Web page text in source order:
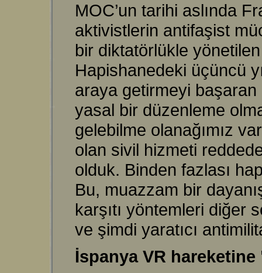
MOC’un tarihi aslında
aktivistlerin antifaşist
bir diktatörlükle
Hapishanedeki üçüncü
araya getirmeyi başaran
yasal bir düzenleme
gelebilme olanağımız
olan sivil hizmeti
olduk. Binden fazlası
Bu, muazzam bir
karşıtı yöntemleri diğer
ve şimdi yaratıcı
İspanya VR